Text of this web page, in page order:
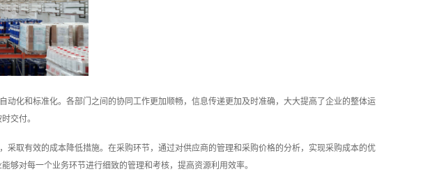
化和标准化。各部门之间的协同工作更加顺畅，信息传递更加及时准确，大大提高了企业的整体运
交付。
取有效的成本降低措施。在采购环节，通过对供应商的管理和采购价格的分析，实现采购成本的优
够对每一个业务环节进行细致的管理和考核，提高资源利用效率。